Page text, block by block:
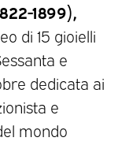
1899),
di 15 gioielli
e
dedicata ai
e
mondo